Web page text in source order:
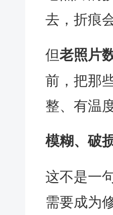
去，折痕
但老照片
前，把那
整、有温
模糊、破
这不是一
需要成为